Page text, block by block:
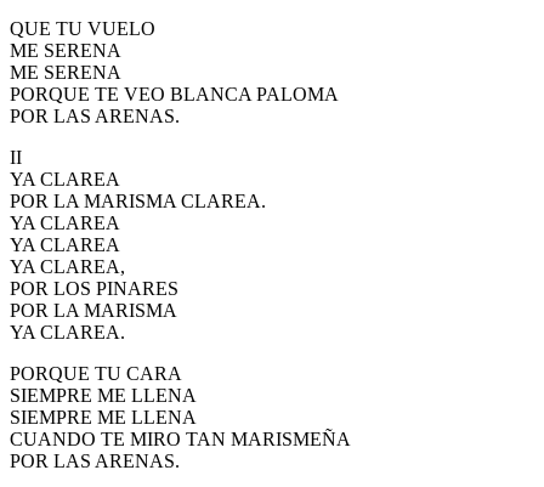
QUE TU VUELO
ME SERENA
ME SERENA
PORQUE TE VEO BLANCA PALOMA
POR LAS ARENAS.
II
YA CLAREA
POR LA MARISMA CLAREA.
YA CLAREA
YA CLAREA
YA CLAREA,
POR LOS PINARES
POR LA MARISMA
YA CLAREA.
PORQUE TU CARA
SIEMPRE ME LLENA
SIEMPRE ME LLENA
CUANDO TE MIRO TAN MARISMEÑA
POR LAS ARENAS.